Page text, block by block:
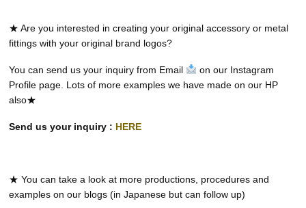
★ Are you interested in creating your original accessory or metal
fittings with your original brand logos?
You can send us your inquiry from Email
on our Instagram
Profile page. Lots of more examples we have made on our HP
also★
Send us your inquiry : HERE
★ You can take a look at more productions, procedures and
examples on our blogs (in Japanese but can follow up)